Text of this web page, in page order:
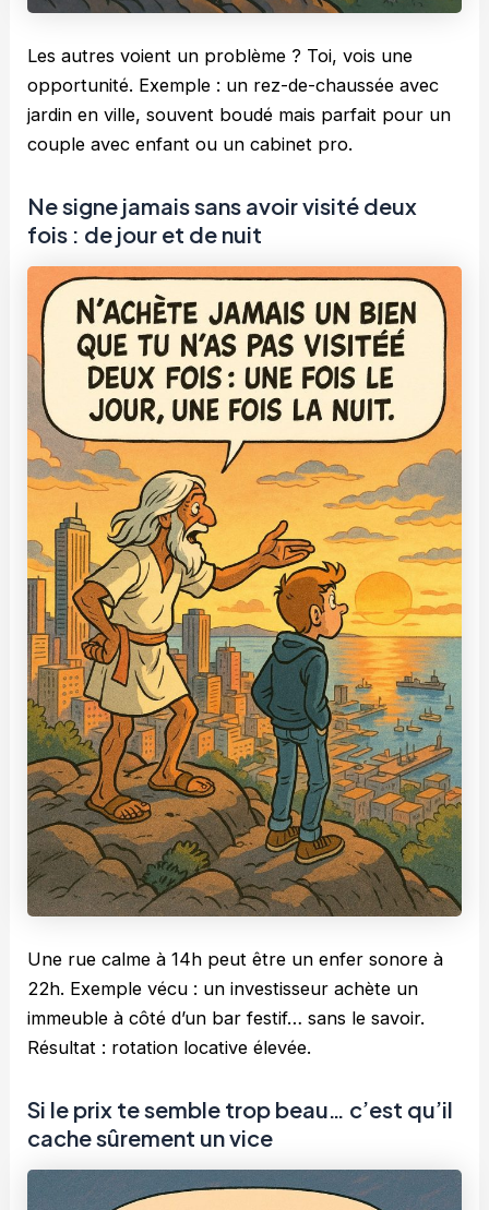
Les autres voient un problème ? Toi, vois une
opportunité. Exemple : un rez-de-chaussée avec
jardin en ville, souvent boudé mais parfait pour un
couple avec enfant ou un cabinet pro.
Ne signe jamais sans avoir visité deux
fois : de jour et de nuit
Une rue calme à 14h peut être un enfer sonore à
22h. Exemple vécu : un investisseur achète un
immeuble à côté d’un bar festif… sans le savoir.
Résultat : rotation locative élevée.
Si le prix te semble trop beau… c’est qu’il
cache sûrement un vice